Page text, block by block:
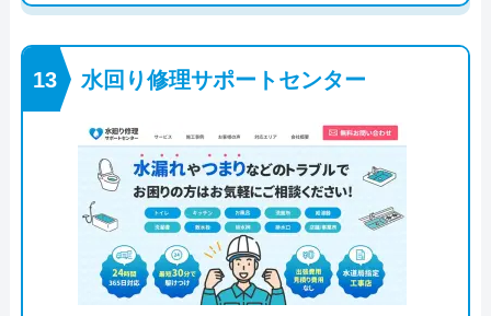
水回り修理サポートセンター